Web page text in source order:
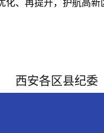
化、再提升，护航高新
西安各区县纪委